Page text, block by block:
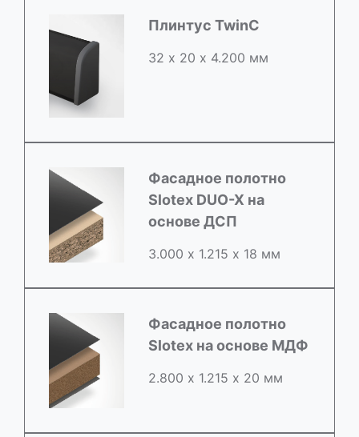
Плинтус TwinC
32 х 20 х 4.200 мм
Фасадное полотно
Slotex DUO-X на
основе ДСП
3.000 х 1.215 х 18 мм
Фасадное полотно
Slotex на основе МДФ
2.800 х 1.215 х 20 мм